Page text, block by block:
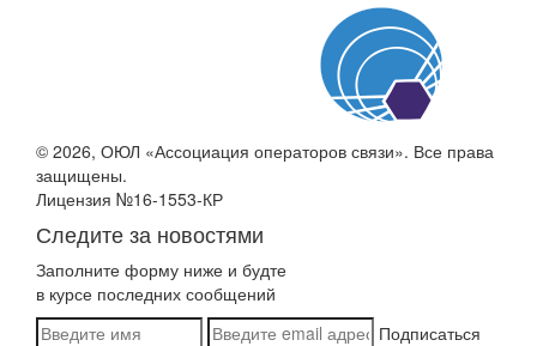
© 2026, ОЮЛ «Ассоциация операторов связи». Все права
защищены.
Лицензия №16-1553-КР
Следите за новостями
Заполните форму ниже и будте
в курсе последних сообщений
Подписаться